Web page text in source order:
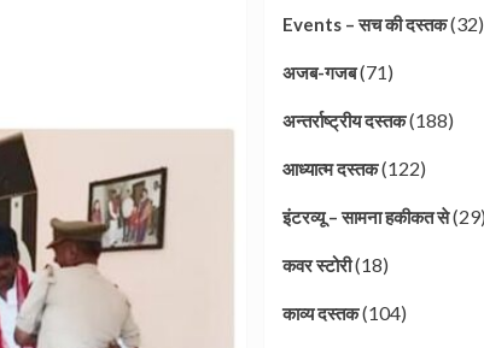
Events – सच की दस्तक(32)
अजब-गजब(71)
अन्तर्राष्ट्रीय दस्तक(188)
आध्यात्म दस्तक(122)
इंटरव्यू – सामना हकीकत से(29)
कवर स्टोरी(18)
काव्य दस्तक(104)